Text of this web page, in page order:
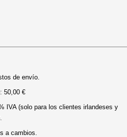
de envío.
50,00 €
IVA (solo para los clientes irlandeses y
a cambios.